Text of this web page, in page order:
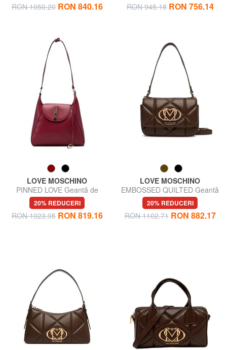
RON 1050.20 RON 840.16 RON 945.18 RON 756.14
LOVE MOSCHINO
PINNED LOVE Geantă de
umăr
20% REDUCERI
RON 1023.95 RON 819.16
LOVE MOSCHINO
EMBOSSED QUILTED Geantă
de umăr, cu curea de umăr
20% REDUCERI
RON 1102.71 RON 882.17